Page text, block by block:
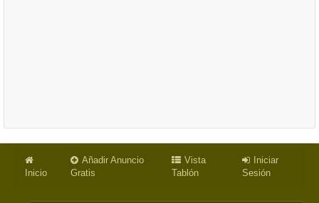
Inicio
Añadir Anuncio
Gratis
Vista
Tablón
Iniciar
Sesión